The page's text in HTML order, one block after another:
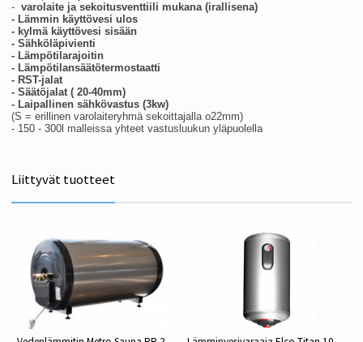
- varolaite jasekoitusventtiili mukana (irallisena)
- Lämmin käyttövesi ulos
- kylmä käyttövesi sisään
- Sähköläpivienti
- Lämpötilarajoitin
- Lämpötilansäätötermostaatti
- RST-jalat
- Säätöjalat ( 20-40mm)
- Laipallinen sähkövastus (3kw)
(S = erillinen varolaiteryhmä sekoittajalla o22mm)
- 150 - 300l malleissa yhteet vastusluukun yläpuolella
Liittyvät tuotteet